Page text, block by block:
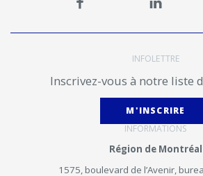
INFOLETTRE
Inscrivez-vous à notre liste
M'INSCRIRE
INFORMATIONS
Région de Montréal
1575, boulevard de l’Avenir,